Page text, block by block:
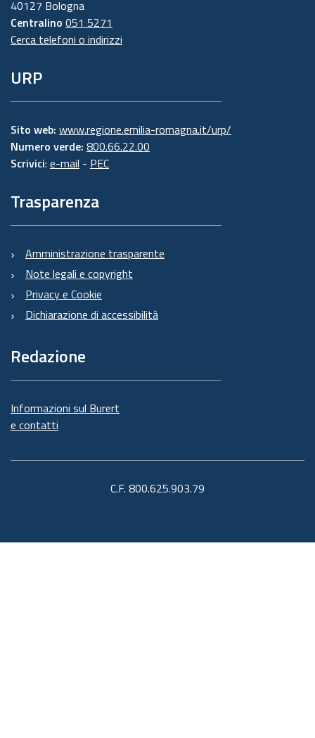
40127 Bologna
Centralino 051 5271
Cerca telefoni o indirizzi
URP
Sito web: www.regione.emilia-romagna.it/urp/
Numero verde: 800.66.22.00
Scrivici: e-mail - PEC
Trasparenza
Amministrazione trasparente
Note legali e copyright
Privacy e Cookie
Dichiarazione di accessibilità
Redazione
Informazioni sul Burert
e contatti
C.F. 800.625.903.79